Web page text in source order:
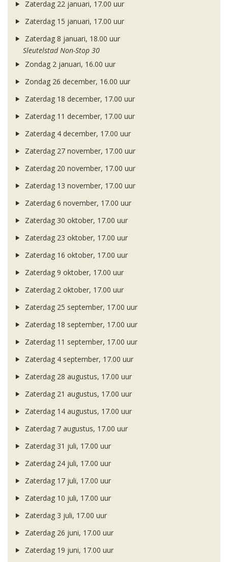
Zaterdag 22 januari, 17.00 uur
Zaterdag 15 januari, 17.00 uur
Zaterdag 8 januari, 18.00 uur
Sleutelstad Non-Stop 30
Zondag 2 januari, 16.00 uur
Zondag 26 december, 16.00 uur
Zaterdag 18 december, 17.00 uur
Zaterdag 11 december, 17.00 uur
Zaterdag 4 december, 17.00 uur
Zaterdag 27 november, 17.00 uur
Zaterdag 20 november, 17.00 uur
Zaterdag 13 november, 17.00 uur
Zaterdag 6 november, 17.00 uur
Zaterdag 30 oktober, 17.00 uur
Zaterdag 23 oktober, 17.00 uur
Zaterdag 16 oktober, 17.00 uur
Zaterdag 9 oktober, 17.00 uur
Zaterdag 2 oktober, 17.00 uur
Zaterdag 25 september, 17.00 uur
Zaterdag 18 september, 17.00 uur
Zaterdag 11 september, 17.00 uur
Zaterdag 4 september, 17.00 uur
Zaterdag 28 augustus, 17.00 uur
Zaterdag 21 augustus, 17.00 uur
Zaterdag 14 augustus, 17.00 uur
Zaterdag 7 augustus, 17.00 uur
Zaterdag 31 juli, 17.00 uur
Zaterdag 24 juli, 17.00 uur
Zaterdag 17 juli, 17.00 uur
Zaterdag 10 juli, 17.00 uur
Zaterdag 3 juli, 17.00 uur
Zaterdag 26 juni, 17.00 uur
Zaterdag 19 juni, 17.00 uur